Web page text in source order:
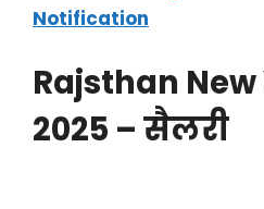
Notification
Rajsthan
2025 – सैलरी